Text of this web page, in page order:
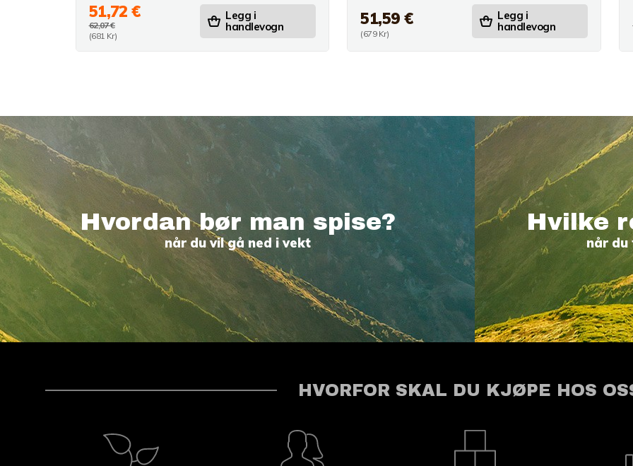
51,72 €
62,07 €
(681 Kr)
Legg i
handlevogn
51,59 €
(679 Kr)
Legg i
handlevogn
Hvordan bør man spise?
når du vil gå ned i vekt
Hvilke
når du
HVORFOR SKAL DU KJØPE HOS